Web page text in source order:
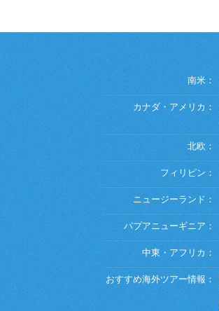
南米：
カナダ・アメリカ：
北欧：
フィリピン：
ニュージーランド：
パプアニューギニア：
中東・アフリカ：
おすすめ海外ツアー情報：